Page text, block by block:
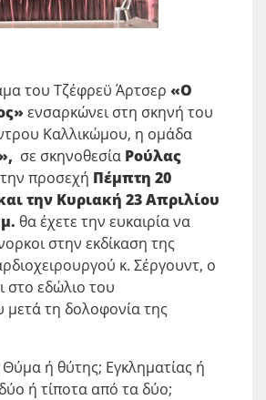
του Τζέφρεϋ Άρτσερ «Ο
ενσαρκώνει στη σκηνή του
Καλλικώμου, η ομάδα
σε σκηνοθεσία Ρούλας
προσεχή Πέμπτη 20
την Κυριακή 23 Απριλίου
θα έχετε την ευκαιρία να
στην εκδίκαση της
κ. Σέργουντ, ο
στο εδώλιο του
τη δολοφονία της
ή θύτης; Εγκληματίας ή
ή τίποτα από τα δύο;